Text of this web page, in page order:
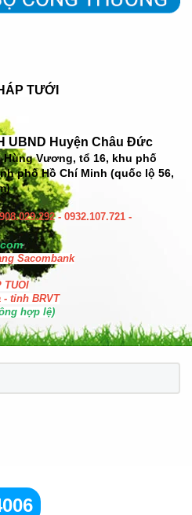
TƯỚI
UBND Huyện Châu Đức
Vương, tổ 16, khu phố
phố Hồ Chí Minh (quốc lộ 56,
- 0932.107.721 -
Sacombank
TUOI
- tỉnh BRVT
hợp lệ)